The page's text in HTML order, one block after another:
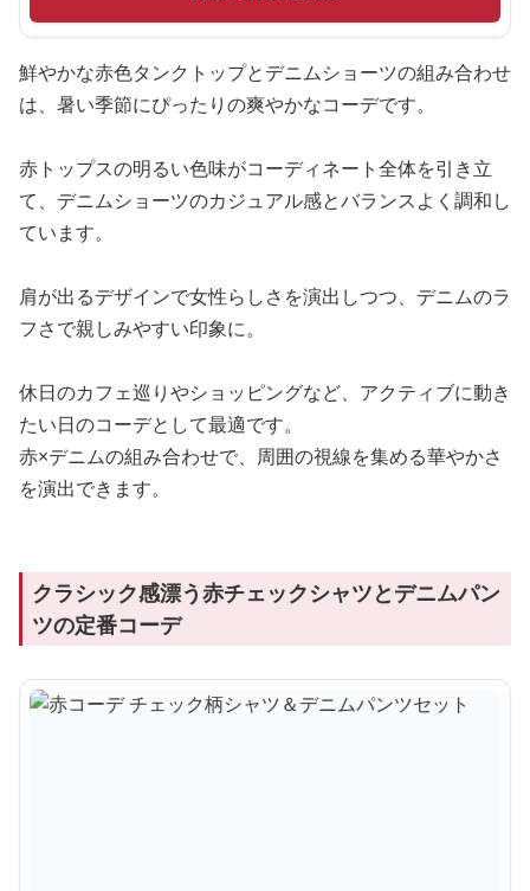
鮮やかな赤色タンクトップとデニムショーツの組み合わせ
は、暑い季節にぴったりの爽やかなコーデです。
赤トップスの明るい色味がコーディネート全体を引き立
て、デニムショーツのカジュアル感とバランスよく調和し
ています。
肩が出るデザインで女性らしさを演出しつつ、デニムのラ
フさで親しみやすい印象に。
休日のカフェ巡りやショッピングなど、アクティブに動き
たい日のコーデとして最適です。
赤×デニムの組み合わせで、周囲の視線を集める華やかさ
を演出できます。
クラシック感漂う赤チェックシャツとデニムパン
ツの定番コーデ